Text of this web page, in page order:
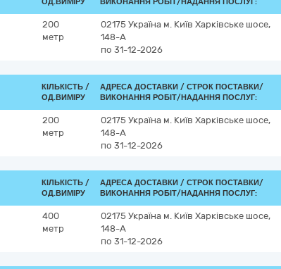
200
метр
02175 Україна м. Київ Харківське шосе,
148-А
по 31-12-2026
КІЛЬКІСТЬ /
ОД.ВИМІРУ
АДРЕСА ДОСТАВКИ / СТРОК ПОСТАВКИ/
ВИКОНАННЯ РОБІТ/НАДАННЯ ПОСЛУГ:
200
метр
02175 Україна м. Київ Харківське шосе,
148-А
по 31-12-2026
КІЛЬКІСТЬ /
ОД.ВИМІРУ
АДРЕСА ДОСТАВКИ / СТРОК ПОСТАВКИ/
ВИКОНАННЯ РОБІТ/НАДАННЯ ПОСЛУГ:
400
метр
02175 Україна м. Київ Харківське шосе,
148-А
по 31-12-2026